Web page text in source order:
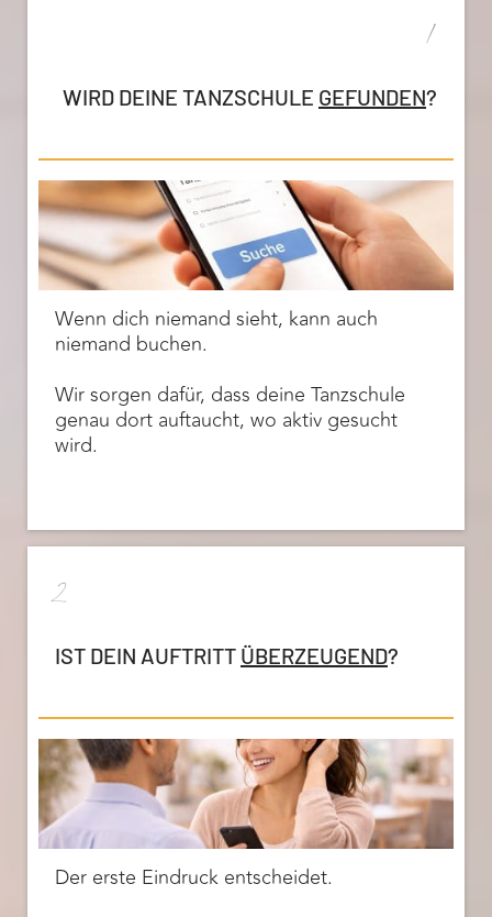
1
WIRD DEINE TANZSCHULE GEFUNDEN?
Wenn dich niemand sieht, kann auch
niemand buchen.
Wir sorgen dafür, dass deine Tanzschule
genau dort auftaucht, wo aktiv gesucht
wird.
2
IST DEIN AUFTRITT ÜBERZEUGEND?
Der erste Eindruck entscheidet.